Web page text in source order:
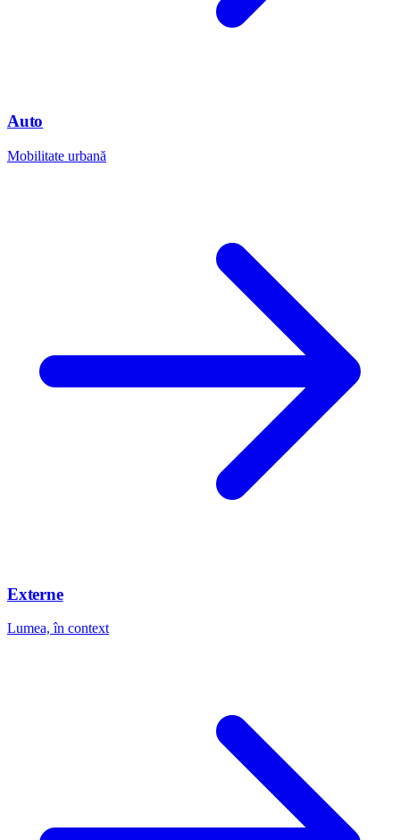
Auto
Mobilitate urbană
Externe
Lumea, în context